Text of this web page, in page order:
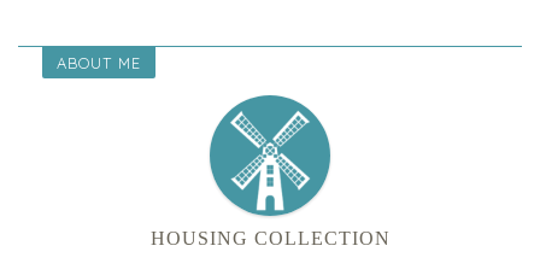
ABOUT ME
HOUSING COLLECTION